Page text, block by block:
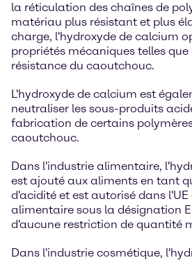
la réticulation des chaînes de
matériau plus résistant et plus
charge, l'hydroxyde de calcium
propriétés mécaniques telles
résistance du caoutchouc.
L'hydroxyde de calcium est
neutraliser les sous-produits
fabrication de certains
caoutchouc.
Dans l'industrie alimentaire,
est ajouté aux aliments en tant
d'acidité et est autorisé dans
alimentaire sous la désignation
d'aucune restriction de quantité
Dans l'industrie cosmétique,